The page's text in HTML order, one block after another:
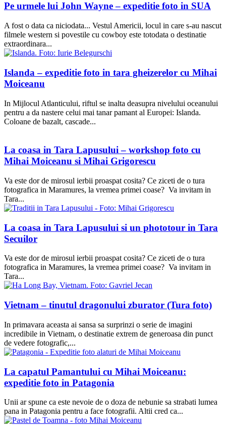
Pe urmele lui John Wayne – expeditie foto in SUA
A fost o data ca niciodata... Vestul Americii, locul in care s-au nascut
filmele western si povestile cu cowboy este totodata o destinatie
extraordinara...
Islanda – expeditie foto in tara gheizerelor cu Mihai
Moiceanu
In Mijlocul Atlanticului, riftul se inalta deasupra nivelului oceanului
pentru a da nastere celui mai tanar pamant al Europei: Islanda.
Coloane de bazalt, cascade...
La coasa in Tara Lapusului – workshop foto cu
Mihai Moiceanu si Mihai Grigorescu
Va este dor de mirosul ierbii proaspat cosita? Ce ziceti de o tura
fotografica in Maramures, la vremea primei coase? Va invitam in
Tara...
La coasa in Tara Lapusului si un phototour in Tara
Secuilor
Va este dor de mirosul ierbii proaspat cosita? Ce ziceti de o tura
fotografica in Maramures, la vremea primei coase? Va invitam in
Tara...
Vietnam – tinutul dragonului zburator (Tura foto)
In primavara aceasta ai sansa sa surprinzi o serie de imagini
incredibile in Vietnam, o destinatie extrem de generoasa din punct
de vedere fotografic,...
La capatul Pamantului cu Mihai Moiceanu:
expeditie foto in Patagonia
Unii ar spune ca este nevoie de o doza de nebunie sa strabati lumea
pana in Patagonia pentru a face fotografii. Altii cred ca...